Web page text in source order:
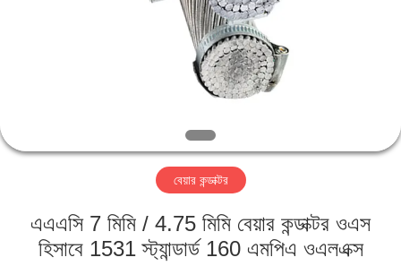
আমাদের
সম্পর্কে
কারখানা
ভ্রমণ
বেয়ার কন্ডাক্টর
এএএসি 7 মিমি / 4.75 মিমি বেয়ার কন্ডাক্টর ওএস
হিসাবে 1531 স্ট্যান্ডার্ড 160 এমপিএ ওএলএক্স